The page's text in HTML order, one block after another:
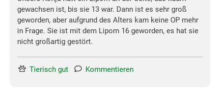
gewachsen ist, bis sie 13 war. Dann ist es sehr groß
geworden, aber aufgrund des Alters kam keine OP mehr
in Frage. Sie ist mit dem Lipom 16 geworden, es hat sie
nicht großartig gestört.
Tierisch gut Kommentieren